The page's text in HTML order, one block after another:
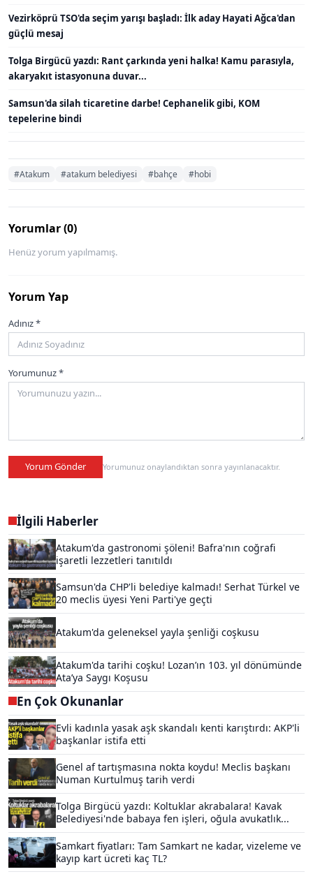
Vezirköprü TSO'da seçim yarışı başladı: İlk aday Hayati Ağca'dan
güçlü mesaj
Tolga Birgücü yazdı: Rant çarkında yeni halka! Kamu parasıyla,
akaryakıt istasyonuna duvar...
Samsun'da silah ticaretine darbe! Cephanelik gibi, KOM
tepelerine bindi
#Atakum #atakum belediyesi #bahçe #hobi
Yorumlar (0)
Henüz yorum yapılmamış.
Yorum Yap
Adınız *
Yorumunuz *
Yorum Gönder Yorumunuz onaylandıktan sonra yayınlanacaktır.
İlgili Haberler
Atakum'da gastronomi şöleni! Bafra'nın coğrafi
işaretli lezzetleri tanıtıldı
Samsun'da CHP'li belediye kalmadı! Serhat Türkel ve
20 meclis üyesi Yeni Parti'ye geçti
Atakum'da geleneksel yayla şenliği coşkusu
Atakum'da tarihi coşku! Lozan’ın 103. yıl dönümünde
Ata’ya Saygı Koşusu
En Çok Okunanlar
Evli kadınla yasak aşk skandalı kenti karıştırdı: AKP'li
başkanlar istifa etti
Genel af tartışmasına nokta koydu! Meclis başkanı
Numan Kurtulmuş tarih verdi
Tolga Birgücü yazdı: Koltuklar akrabalara! Kavak
Belediyesi'nde babaya fen işleri, oğula avukatlık...
Samkart fiyatları: Tam Samkart ne kadar, vizeleme ve
kayıp kart ücreti kaç TL?